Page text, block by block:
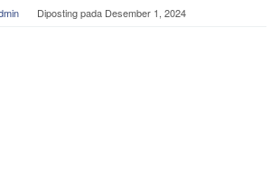
Diposting pada Desember 1, 2024